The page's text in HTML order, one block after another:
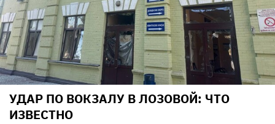
УДАР ПО ВОКЗАЛУ В ЛОЗОВОЙ: ЧТО
ИЗВЕСТНО